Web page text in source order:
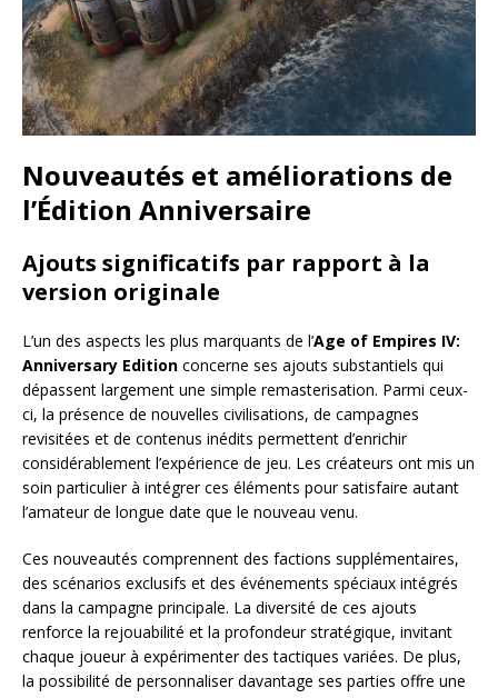
Nouveautés et améliorations de
l’Édition Anniversaire
Ajouts significatifs par rapport à la
version originale
L’un des aspects les plus marquants de l’Age of Empires IV:
Anniversary Edition concerne ses ajouts substantiels qui
dépassent largement une simple remasterisation. Parmi ceux-
ci, la présence de nouvelles civilisations, de campagnes
revisitées et de contenus inédits permettent d’enrichir
considérablement l’expérience de jeu. Les créateurs ont mis un
soin particulier à intégrer ces éléments pour satisfaire autant
l’amateur de longue date que le nouveau venu.
Ces nouveautés comprennent des factions supplémentaires,
des scénarios exclusifs et des événements spéciaux intégrés
dans la campagne principale. La diversité de ces ajouts
renforce la rejouabilité et la profondeur stratégique, invitant
chaque joueur à expérimenter des tactiques variées. De plus,
la possibilité de personnaliser davantage ses parties offre une